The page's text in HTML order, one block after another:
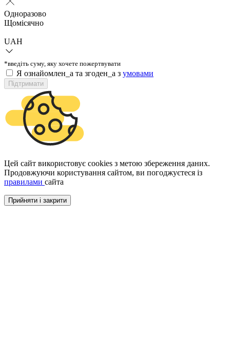
Одноразово
Щомісячно
UAH
*введіть суму, яку хочете пожертвувати
Я ознайомлен_а та згоден_а з умовами
Підтримати
Цей сайт використовує cookies з метою збереження даних.
Продовжуючи користування сайтом, ви погоджуєтеся із
правилами сайта
Прийняти і закрити